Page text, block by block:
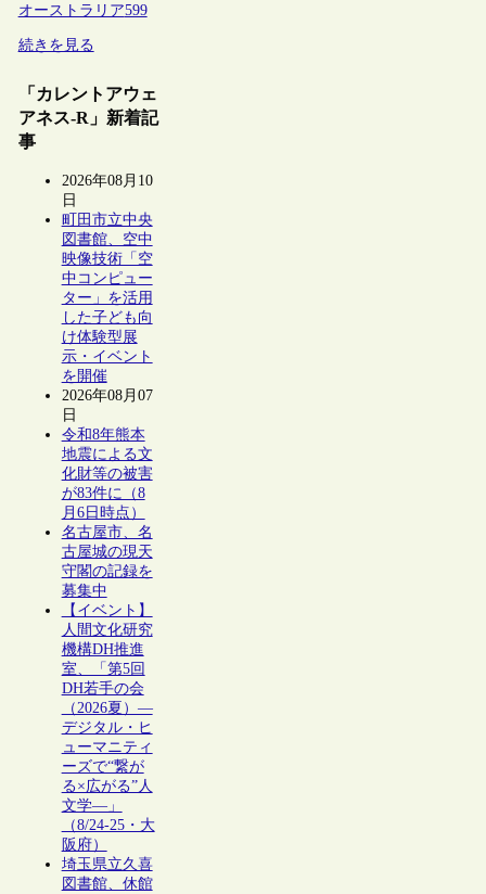
オーストラリア599
続きを見る
「カレントアウェ
アネス-R」新着記
事
2026年08月10
日
町田市立中央
図書館、空中
映像技術「空
中コンピュー
ター」を活用
した子ども向
け体験型展
示・イベント
を開催
2026年08月07
日
令和8年熊本
地震による文
化財等の被害
が83件に（8
月6日時点）
名古屋市、名
古屋城の現天
守閣の記録を
募集中
【イベント】
人間文化研究
機構DH推進
室、「第5回
DH若手の会
（2026夏）―
デジタル・ヒ
ューマニティ
ーズで“繋が
る×広がる”人
文学―」
（8/24-25・大
阪府）
埼玉県立久喜
図書館、休館